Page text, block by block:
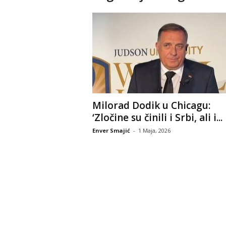
Milorad Dodik u Chicagu:
‘Zločine su činili i Srbi, ali i...
Enver Smajić - 1 Maja, 2026